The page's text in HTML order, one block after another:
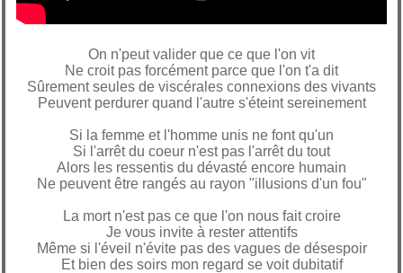
On n'peut valider que ce que l'on vit
Ne croit pas forcément parce que l'on t'a dit
Sûrement seules de viscérales connexions des vivants
Peuvent perdurer quand l'autre s'éteint sereinement
Si la femme et l'homme unis ne font qu'un
Si l'arrêt du coeur n'est pas l'arrêt du tout
Alors les ressentis du dévasté encore humain
Ne peuvent être rangés au rayon "illusions d'un fou"
La mort n'est pas ce que l'on nous fait croire
Je vous invite à rester attentifs
Même si l'éveil n'évite pas des vagues de désespoir
Et bien des soirs mon regard se voit dubitatif